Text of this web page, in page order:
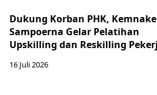
Dukung Korban PHK,
Sampoerna Gelar Pelatihan
Upskilling dan Reskilling
16 Juli 2026